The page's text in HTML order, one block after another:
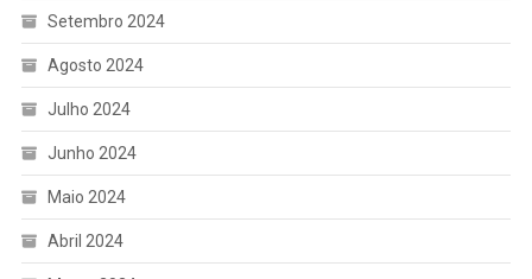
Setembro 2024
Agosto 2024
Julho 2024
Junho 2024
Maio 2024
Abril 2024